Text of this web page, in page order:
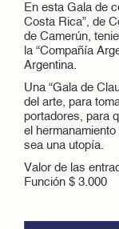
En esta Gala de
Costa Rica”, de
de Camerún,
la “Compañía
Argentina.
Una “Gala de
del arte, para
portadores, para
el
sea una utopía.
Valor de las
Función $ 3.000